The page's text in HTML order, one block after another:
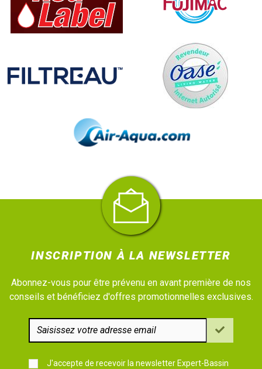
INSCRIPTION À LA NEWSLETTER
Abonnez-vous pour être prévenu en avant première de nos
conseils et bénéficiez d'offres promotionnelles exclusives.
J'accepte de recevoir la newsletter Expert-Bassin